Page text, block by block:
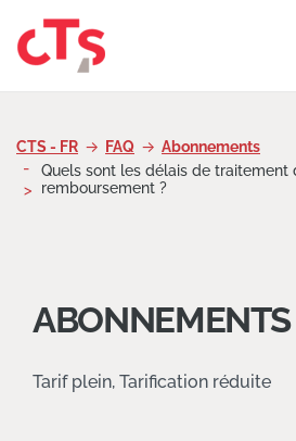
CTS - FR FAQ
Abonnements
Quels sont les délais de traitement
remboursement ?
ABONNEMENTS
Tarif plein, Tarification réduite